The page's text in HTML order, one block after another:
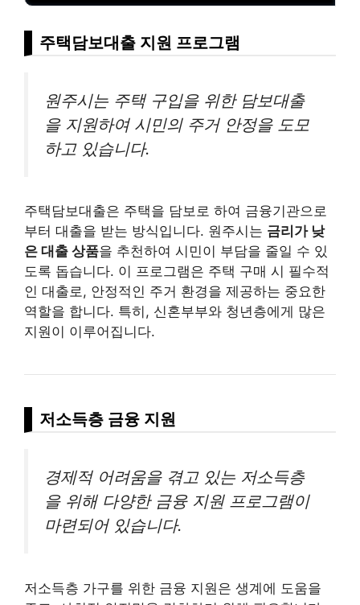
주택담보대출 지원 프로그램
원주시는 주택 구입을 위한 담보대출
을 지원하여 시민의 주거 안정을 도모
하고 있습니다.
주택담보대출은 주택을 담보로 하여 금융기관으로
부터 대출을 받는 방식입니다. 원주시는 금리가 낮
은 대출 상품을 추천하여 시민이 부담을 줄일 수 있
도록 돕습니다. 이 프로그램은 주택 구매 시 필수적
인 대출로, 안정적인 주거 환경을 제공하는 중요한
역할을 합니다. 특히, 신혼부부와 청년층에게 많은
지원이 이루어집니다.
저소득층 금융 지원
경제적 어려움을 겪고 있는 저소득층
을 위해 다양한 금융 지원 프로그램이
마련되어 있습니다.
저소득층 가구를 위한 금융 지원은 생계에 도움을